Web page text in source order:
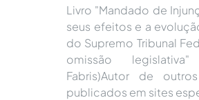
Livro "Mandado de
seus efeitos e a
do Supremo Tribunal
omissão
Fabris)Autor de
publicados em sites